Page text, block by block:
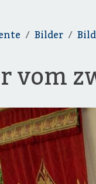
Bilder
vom